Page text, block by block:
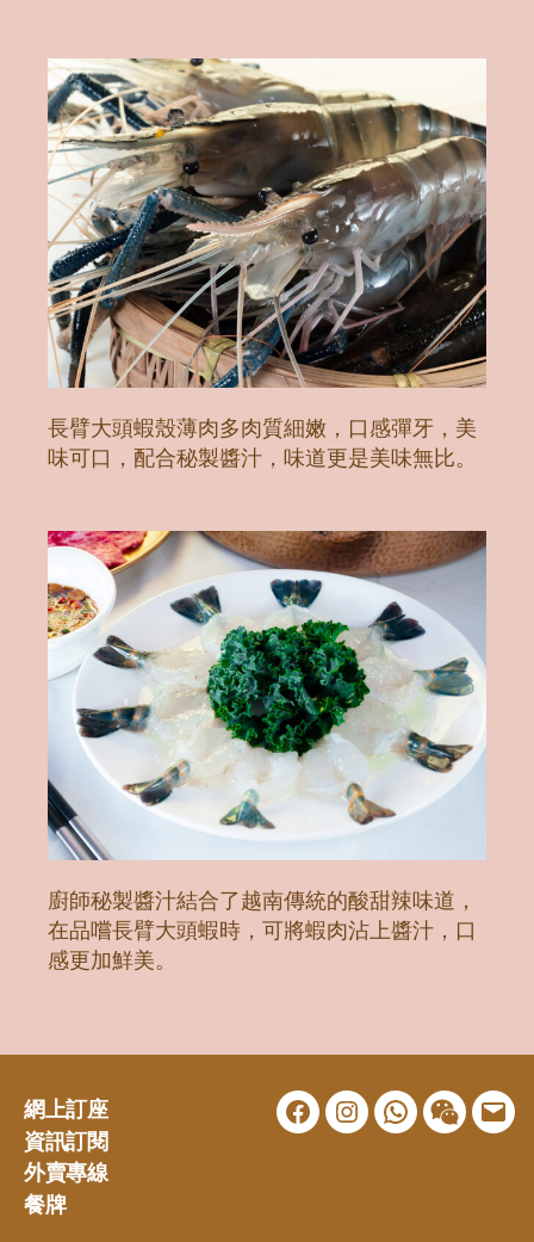
長臂大頭蝦殼薄肉多肉質細嫩，口感彈牙，美
味可口，配合秘製醬汁，味道更是美味無比。
廚師秘製醬汁結合了越南傳統的酸甜辣味道，
在品嚐長臂大頭蝦時，可將蝦肉沾上醬汁，口
感更加鮮美。
網上訂座
資訊訂閱
外賣專線
餐牌
FacebookInstagramWhatsApp
WeChat